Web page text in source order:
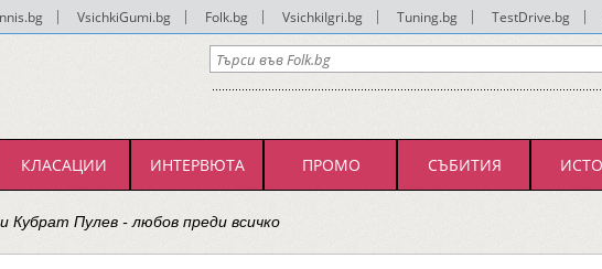
VsichkiGumi.bg Folk.bg VsichkiIgri.bg Tuning.bg TestDrive.bg
КЛАСАЦИИ ИНТЕРВЮТА ПРОМО СЪБИТИЯ
Кубрат Пулев - любов преди всичко